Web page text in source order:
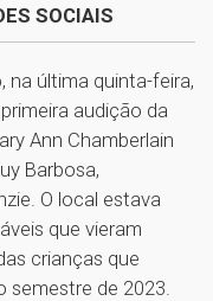
SOCIAIS
na última quinta-feira,
audição da
Ann Chamberlain
Barbosa,
O local estava
que vieram
crianças que
semestre de 2023.